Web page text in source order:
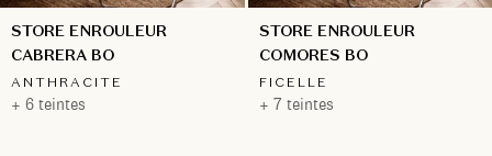
STORE ENROULEUR
CABRERA BO
ANTHRACITE
+ 6 teintes
STORE ENROULEUR
COMORES BO
FICELLE
+ 7 teintes